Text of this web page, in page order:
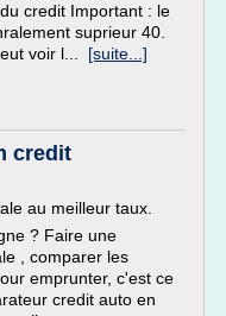
credit Important : le
suprieur 40.
voir l... [suite...]
credit
au meilleur taux.
? Faire une
, comparer les
emprunter, c'est ce
credit auto en